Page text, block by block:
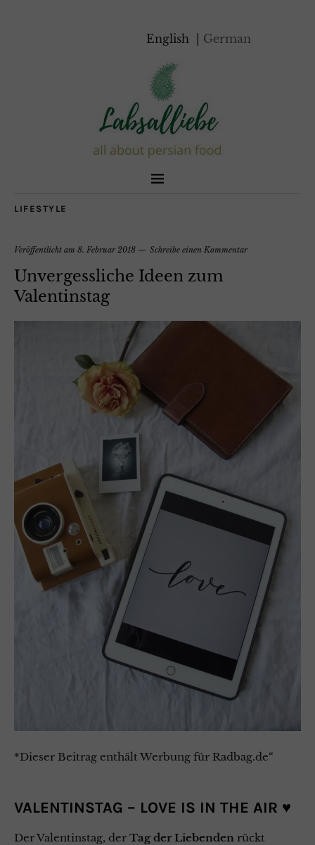
English German
LIFESTYLE
Veröffentlicht am 8. Februar 2018 Schreibe einen Kommentar
Unvergessliche Ideen zum
Valentinstag
*Dieser Beitrag enthält Werbung für Radbag.de“
VALENTINSTAG – LOVE IS IN THE AIR ♥
Der Valentinstag, der Tag der Liebenden rückt